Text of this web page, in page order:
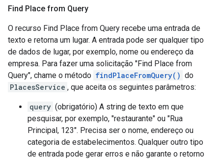
Find Place from Query
O recurso Find Place from Query recebe uma entrada de
texto e retorna um lugar. A entrada pode ser qualquer tipo
de dados de lugar, por exemplo, nome ou endereço da
empresa. Para fazer uma solicitação "Find Place from
Query", chame o método findPlaceFromQuery() do
PlacesService , que aceita os seguintes parâmetros:
query (obrigatório) A string de texto em que
pesquisar, por exemplo, "restaurante" ou "Rua
Principal, 123". Precisa ser o nome, endereço ou
categoria de estabelecimentos. Qualquer outro tipo
de entrada pode gerar erros e não garante o retorno